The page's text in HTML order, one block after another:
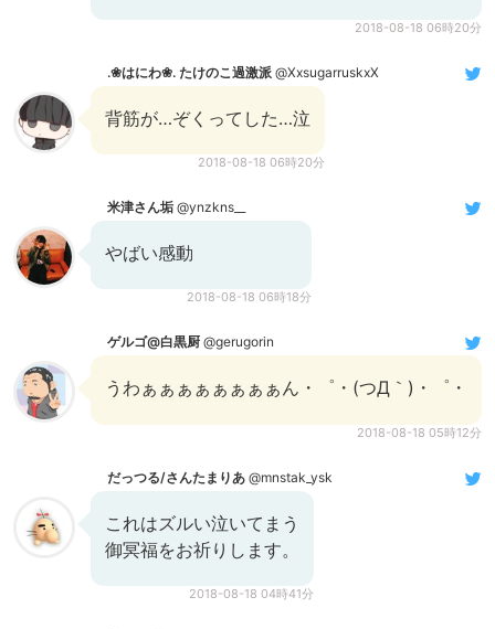
2018-08-18 06時20分
.❀はにわ❀. たけのこ過激派 @XxsugarruskxX
背筋が…ぞくってした…泣
2018-08-18 06時20分
米津さん垢 @ynzkns__
やばい感動
2018-08-18 06時18分
ゲルゴ@白黒厨 @gerugorin
うわぁぁぁぁぁぁぁぁん・゜・(つД｀)・゜・
2018-08-18 05時12分
だっつる/さんたまりあ @mnstak_ysk
これはズルい泣いてまう
御冥福をお祈りします。
2018-08-18 04時41分